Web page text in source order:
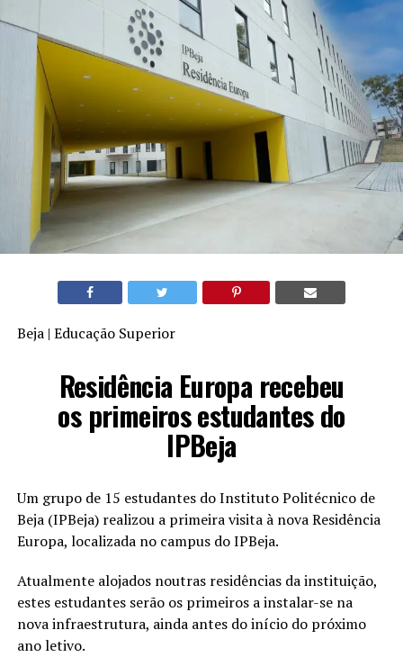
Beja | Educação Superior
Residência Europa recebeu
os primeiros estudantes do
IPBeja
Um grupo de 15 estudantes do Instituto Politécnico de
Beja (IPBeja) realizou a primeira visita à nova Residência
Europa, localizada no campus do IPBeja.
Atualmente alojados noutras residências da instituição,
estes estudantes serão os primeiros a instalar-se na
nova infraestrutura, ainda antes do início do próximo
ano letivo.